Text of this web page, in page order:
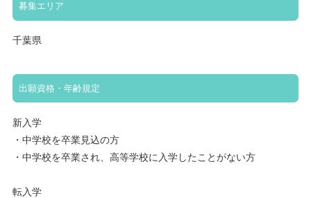
募集エリア
千葉県
出願資格・年齢規定
新入学
・中学校を卒業見込の方
・中学校を卒業され、高等学校に入学したことがない方
転入学